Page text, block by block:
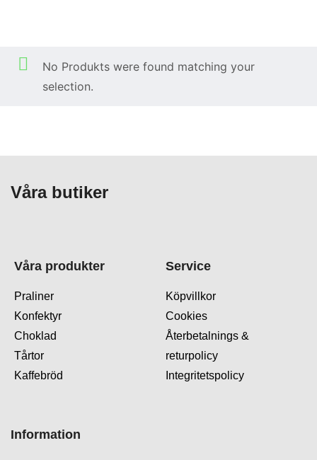
No Produkts were found matching your
selection.
Våra butiker
Våra produkter
Praliner
Konfektyr
Choklad
Tårtor
Kaffebröd
Service
Köpvillkor
Cookies
Återbetalnings &
returpolicy
Integritetspolicy
Information